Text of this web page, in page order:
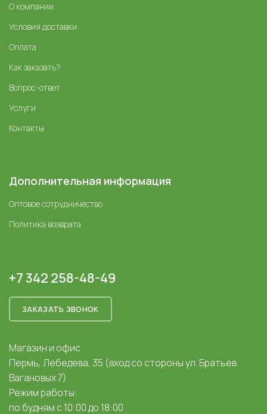
О компании
Условия доставки
Оплата
Как заказать?
Вопрос-ответ
Услуги
Контакты
Дополнительная информация
Оптовое сотрудничество
Политика возврата
+7 342 258-48-49
ЗАКАЗАТЬ ЗВОНОК
Магазин и офис
Пермь, Лебедева, 35 (вход со стороны ул. Братьев
Вагановых 7)
Режим работы:
по будням с 10:00 до 18:00